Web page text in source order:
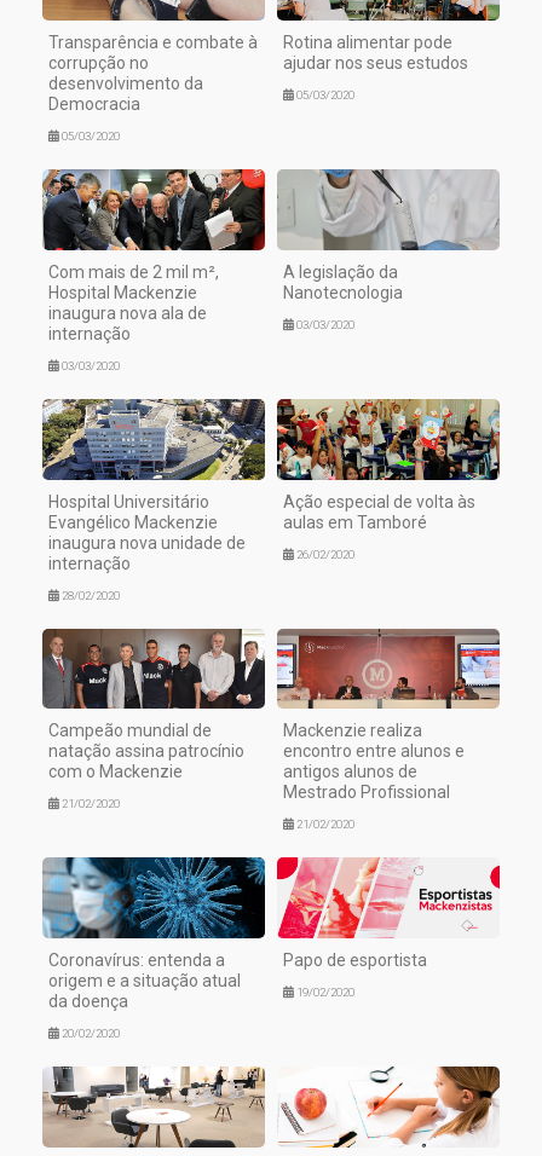
Transparência e combate à
corrupção no
desenvolvimento da
Democracia
05/03/2020
Rotina alimentar pode
ajudar nos seus estudos
05/03/2020
Com mais de 2 mil m²,
Hospital Mackenzie
inaugura nova ala de
internação
03/03/2020
A legislação da
Nanotecnologia
03/03/2020
Hospital Universitário
Evangélico Mackenzie
inaugura nova unidade de
internação
28/02/2020
Ação especial de volta às
aulas em Tamboré
26/02/2020
Campeão mundial de
natação assina patrocínio
com o Mackenzie
21/02/2020
Mackenzie realiza
encontro entre alunos e
antigos alunos de
Mestrado Profissional
21/02/2020
Coronavírus: entenda a
origem e a situação atual
da doença
20/02/2020
Papo de esportista
19/02/2020